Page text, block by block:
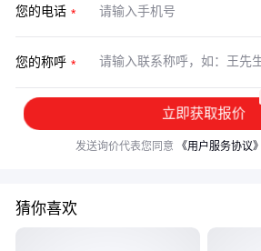
您的电话
您的称呼
立即获取报价
发送询价代表您同意 《用户服务协议》
猜你喜欢